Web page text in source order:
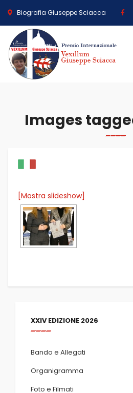
Biografia Giuseppe Sciacca
Images
[Mostra slideshow]
XXIV EDIZIONE 2026
Bando e Allegati
Organigramma
Foto e Filmati